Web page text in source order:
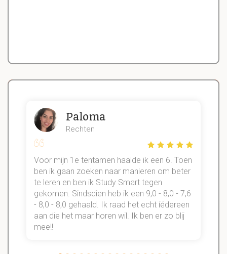
Paloma
Rechten
Voor mijn 1e tentamen haalde ik een 6. Toen
ben ik gaan zoeken naar manieren om beter
te leren en ben ik Study Smart tegen
gekomen. Sindsdien heb ik een 9,0 - 8,0 - 7,6
- 8,0 - 8,0 gehaald. Ik raad het echt íédereen
aan die het maar horen wil. Ik ben er zo blij
mee!!